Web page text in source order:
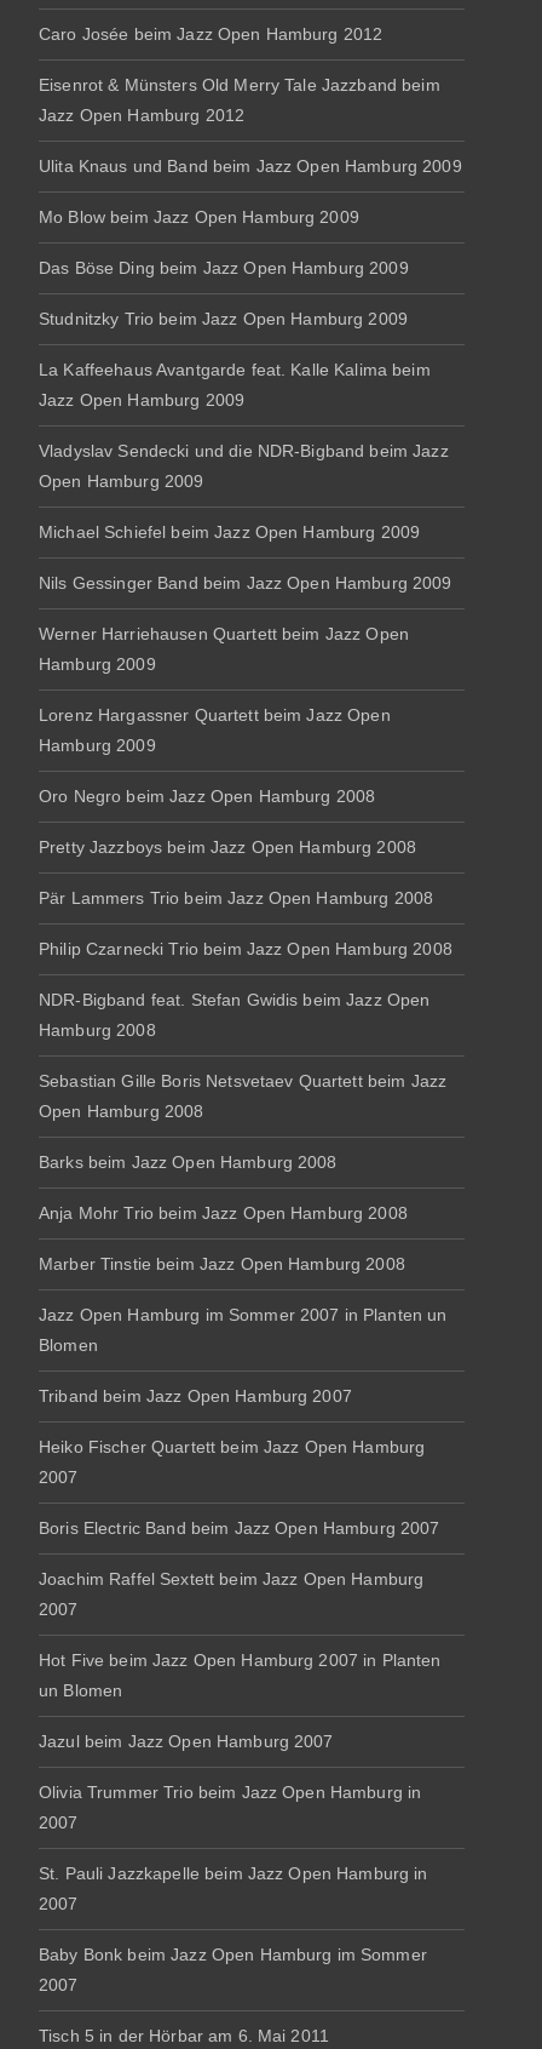
Caro Josée beim Jazz Open Hamburg 2012
Eisenrot & Münsters Old Merry Tale Jazzband beim
Jazz Open Hamburg 2012
Ulita Knaus und Band beim Jazz Open Hamburg 2009
Mo Blow beim Jazz Open Hamburg 2009
Das Böse Ding beim Jazz Open Hamburg 2009
Studnitzky Trio beim Jazz Open Hamburg 2009
La Kaffeehaus Avantgarde feat. Kalle Kalima beim
Jazz Open Hamburg 2009
Vladyslav Sendecki und die NDR-Bigband beim Jazz
Open Hamburg 2009
Michael Schiefel beim Jazz Open Hamburg 2009
Nils Gessinger Band beim Jazz Open Hamburg 2009
Werner Harriehausen Quartett beim Jazz Open
Hamburg 2009
Lorenz Hargassner Quartett beim Jazz Open
Hamburg 2009
Oro Negro beim Jazz Open Hamburg 2008
Pretty Jazzboys beim Jazz Open Hamburg 2008
Pär Lammers Trio beim Jazz Open Hamburg 2008
Philip Czarnecki Trio beim Jazz Open Hamburg 2008
NDR-Bigband feat. Stefan Gwidis beim Jazz Open
Hamburg 2008
Sebastian Gille Boris Netsvetaev Quartett beim Jazz
Open Hamburg 2008
Barks beim Jazz Open Hamburg 2008
Anja Mohr Trio beim Jazz Open Hamburg 2008
Marber Tinstie beim Jazz Open Hamburg 2008
Jazz Open Hamburg im Sommer 2007 in Planten un
Blomen
Triband beim Jazz Open Hamburg 2007
Heiko Fischer Quartett beim Jazz Open Hamburg
2007
Boris Electric Band beim Jazz Open Hamburg 2007
Joachim Raffel Sextett beim Jazz Open Hamburg
2007
Hot Five beim Jazz Open Hamburg 2007 in Planten
un Blomen
Jazul beim Jazz Open Hamburg 2007
Olivia Trummer Trio beim Jazz Open Hamburg in
2007
St. Pauli Jazzkapelle beim Jazz Open Hamburg in
2007
Baby Bonk beim Jazz Open Hamburg im Sommer
2007
Tisch 5 in der Hörbar am 6. Mai 2011